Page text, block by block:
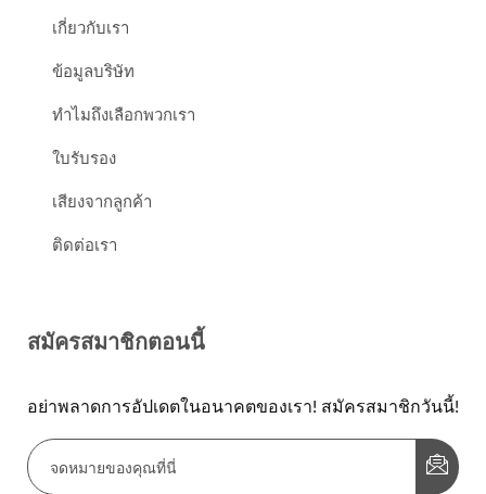
เกี่ยวกับเรา
ข้อมูลบริษัท
ทำไมถึงเลือกพวกเรา
ใบรับรอง
เสียงจากลูกค้า
ติดต่อเรา
สมัครสมาชิกตอนนี้
อย่าพลาดการอัปเดตในอนาคตของเรา! สมัครสมาชิกวันนี้!